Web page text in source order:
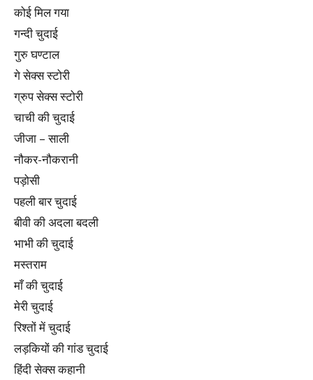
कोई मिल गया
गन्दी चुदाई
गुरु घण्टाल
गे सेक्स स्टोरी
ग्रुप सेक्स स्टोरी
चाची की चुदाई
जीजा – साली
नौकर-नौकरानी
पड़ोसी
पहली बार चुदाई
बीवी की अदला बदली
भाभी की चुदाई
मस्तराम
माँ की चुदाई
मेरी चुदाई
रिश्तों में चुदाई
लड़कियों की गांड चुदाई
हिंदी सेक्स कहानी